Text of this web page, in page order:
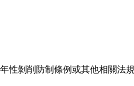
性剝削防制條例或其他相關法規